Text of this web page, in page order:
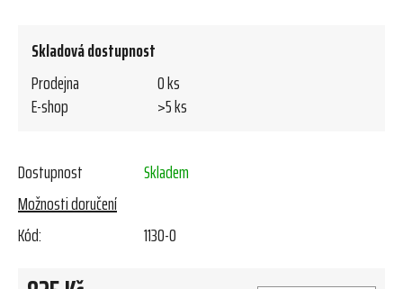
Skladová dostupnost
Prodejna
0 ks
E-shop
>5 ks
Dostupnost
Skladem
Možnosti doručení
Kód:
1130-0